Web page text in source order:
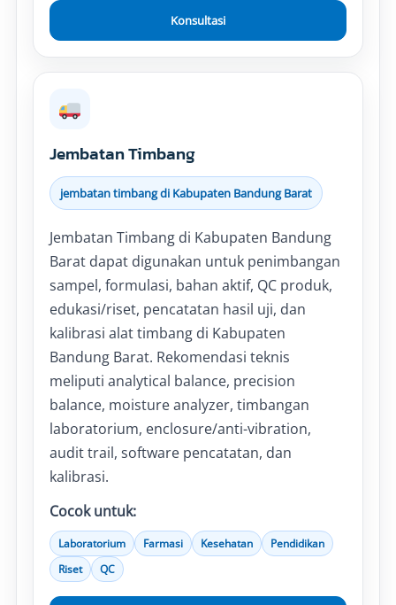
Konsultasi
Jembatan Timbang
jembatan timbang di Kabupaten Bandung Barat
Jembatan Timbang di Kabupaten Bandung
Barat dapat digunakan untuk penimbangan
sampel, formulasi, bahan aktif, QC produk,
edukasi/riset, pencatatan hasil uji, dan
kalibrasi alat timbang di Kabupaten
Bandung Barat. Rekomendasi teknis
meliputi analytical balance, precision
balance, moisture analyzer, timbangan
laboratorium, enclosure/anti-vibration,
audit trail, software pencatatan, dan
kalibrasi.
Cocok untuk:
Laboratorium Farmasi Kesehatan
Pendidikan
Riset
QC